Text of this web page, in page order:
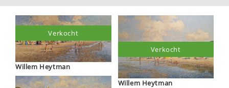
Willem Heytman
Verkocht
Willem Heytman
Verkocht